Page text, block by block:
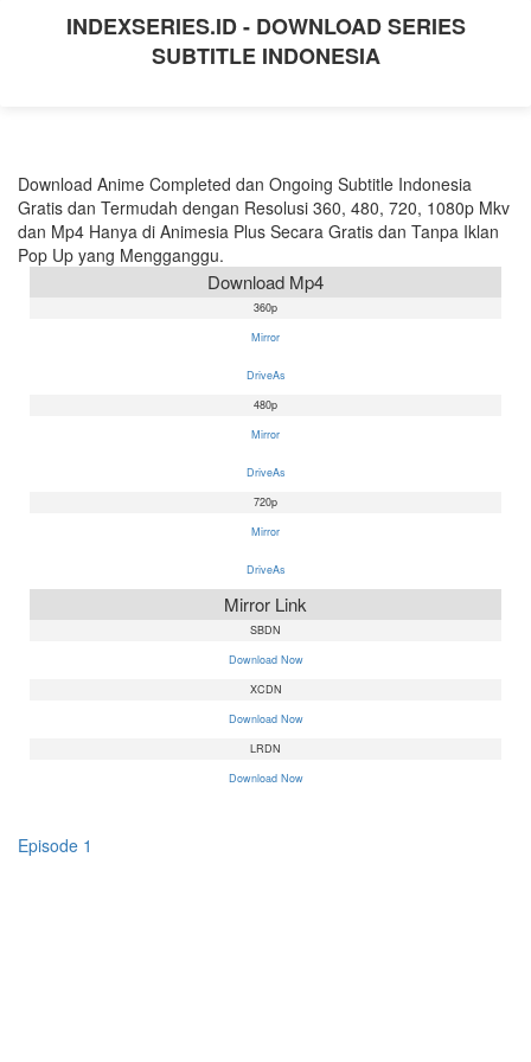
INDEXSERIES.ID - DOWNLOAD SERIES
SUBTITLE INDONESIA
Download Anime Completed dan Ongoing Subtitle Indonesia
Gratis dan Termudah dengan Resolusi 360, 480, 720, 1080p Mkv
dan Mp4 Hanya di Animesia Plus Secara Gratis dan Tanpa Iklan
Pop Up yang Mengganggu.
Download Mp4
360p
Mirror
DriveAs
480p
Mirror
DriveAs
720p
Mirror
DriveAs
Mirror Link
SBDN
Download Now
XCDN
Download Now
LRDN
Download Now
Episode 1